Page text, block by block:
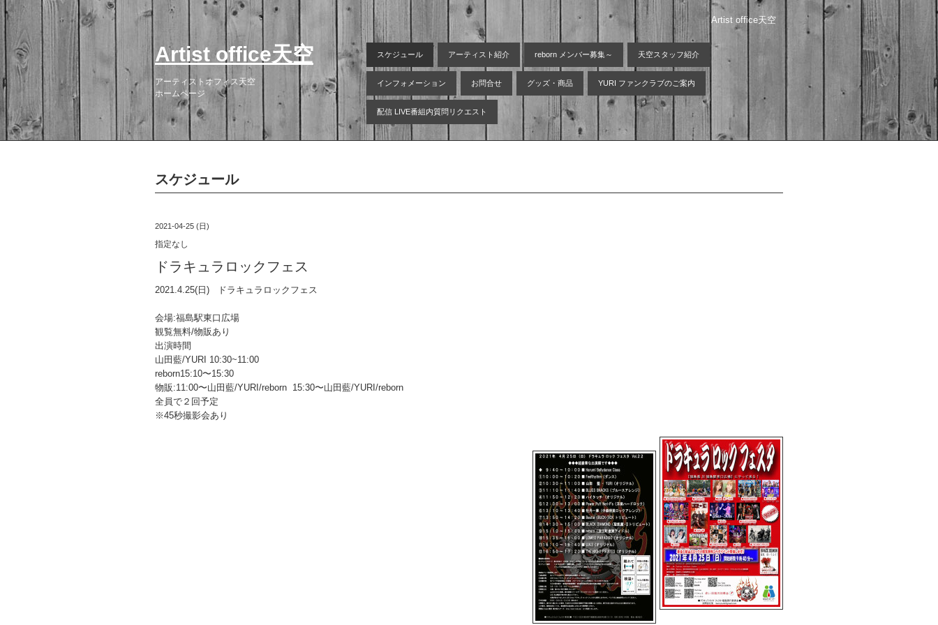
Artist office天空
Artist office天空
アーティストオフィス天空
ホームページ
スケジュール アーティスト紹介 reborn メンバー募集～ 天空スタッフ紹介
インフォメーション お問合せ グッズ・商品 YURI ファンクラブのご案内
配信 LIVE番組内質問リクエスト
スケジュール
2021-04-25 (日)
指定なし
ドラキュラロックフェス
2021.4.25(日) ドラキュラロックフェス
会場:福島駅東口広場
観覧無料/物販あり
出演時間
山田藍/YURI 10:30~11:00
reborn15:10〜15:30
物販:11:00〜山田藍/YURI/reborn 15:30〜山田藍/YURI/reborn
全員で２回予定
※45秒撮影会あり